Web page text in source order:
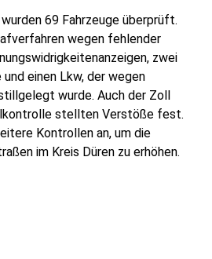
69 Fahrzeuge überprüft.
wegen fehlender
zwei
einen Lkw, der wegen
wurde. Auch der Zoll
stellten Verstöße fest.
Kontrollen an, um die
im Kreis Düren zu erhöhen.